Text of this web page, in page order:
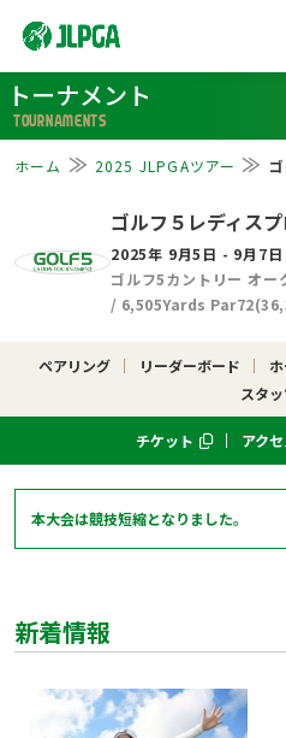
トーナメント
TOURNAMENTS
ホーム 2025 JLPGAツアー
ゴルフ５レディス
2025年 9月5日 - 9月7日
ゴルフ5カントリー オー
/ 6,505Yards
ペアリング リーダーボード
スタ
チケット アク
本大会は競技短縮となりました。
新着情報